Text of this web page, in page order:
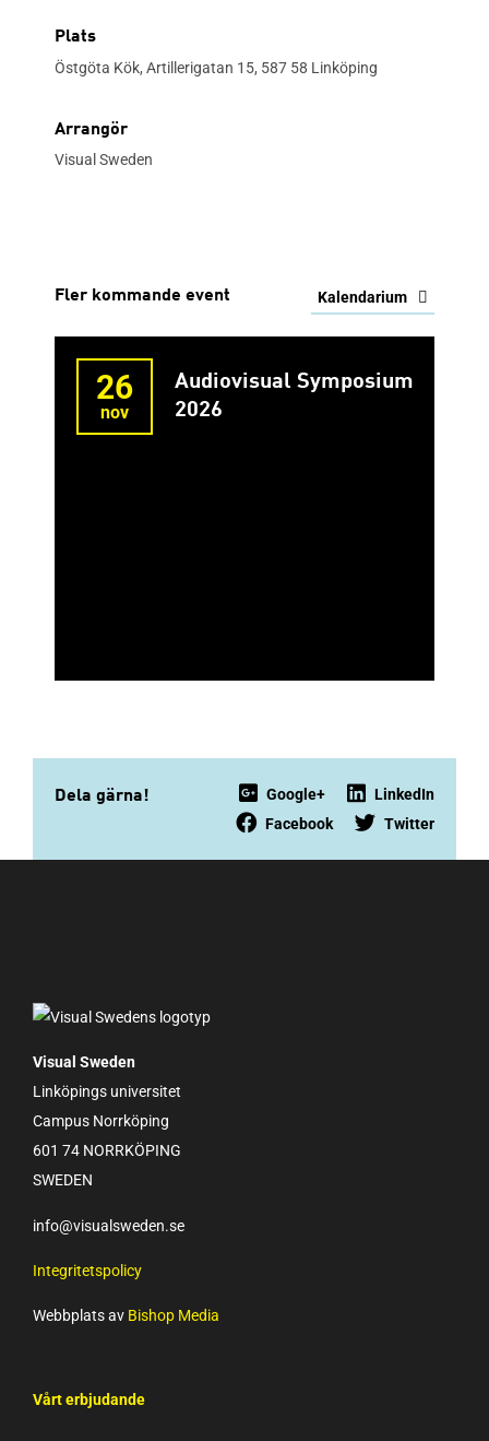
Plats
Östgöta Kök, Artillerigatan 15, 587 58 Linköping
Arrangör
Visual Sweden
Fler kommande event Kalendarium
26
nov
Audiovisual Symposium
2026
Dela gärna! LinkedIn
Google+
Twitter
Facebook
Visual Sweden
Linköpings universitet
Campus Norrköping
601 74 NORRKÖPING
SWEDEN
info@visualsweden.se
Integritetspolicy
Webbplats av Bishop Media
Vårt erbjudande